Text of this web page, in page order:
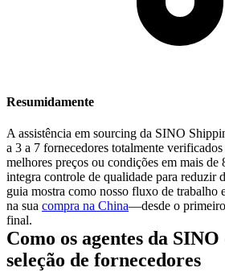
Resumidamente
A assistência em sourcing da SINO
a 3 a 7 fornecedores totalmente
melhores preços ou condições em mais de
integra controle de qualidade para reduzir
guia mostra como nosso fluxo de trabalho
na sua compra na China—desde o
final.
Como os agentes da
seleção de fornecedores